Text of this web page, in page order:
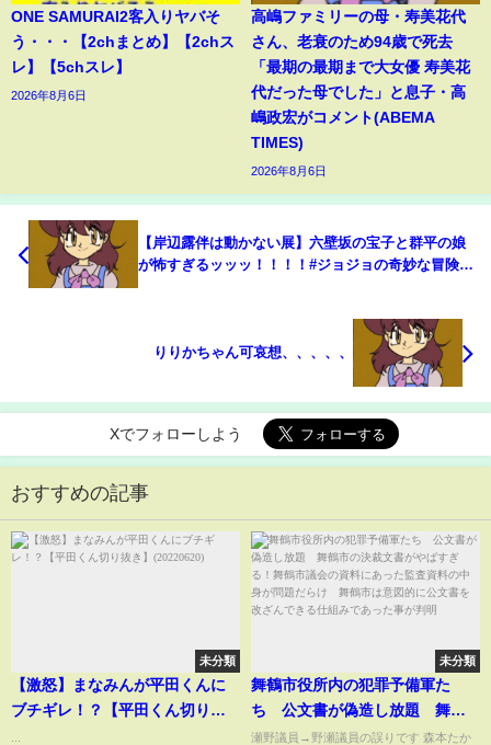
ONE SAMURAI2客入りヤバそ
う・・・【2chまとめ】【2chス
レ】【5chスレ】
2026年8月6日
高嶋ファミリーの母・寿美花代
さん、老衰のため94歳で死去
「最期の最期まで大女優 寿美花
代だった母でした」と息子・高
嶋政宏がコメント(ABEMA
TIMES)
2026年8月6日
【岸辺露伴は動かない展】六壁坂の宝子と群平の娘
が怖すぎるッッッ！！！！#ジョジョの奇妙な冒険 #
りりかちゃん可哀想、、、、、
Xでフォローしよう
おすすめの記事
未分類
【激怒】まなみんが平田くんに
ブチギレ！？【平田くん切り抜
未分類
舞鶴市役所内の犯罪予備軍た
ち 公文書が偽造し放題 舞鶴
市の決裁文書がやばすぎる！舞
瀬野議員→野瀬議員の誤りです 森本たか